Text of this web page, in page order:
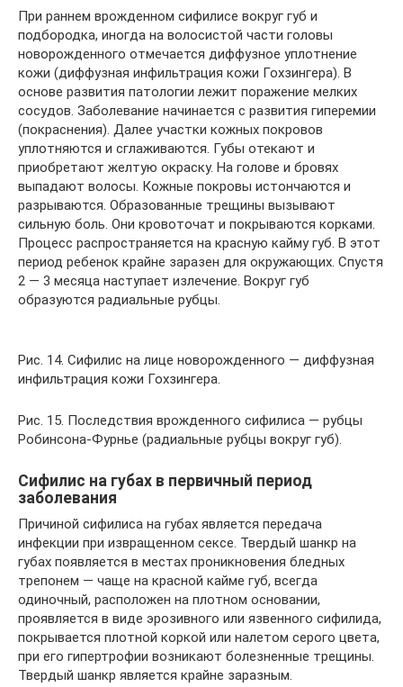
При раннем врожденном сифилисе вокруг губ и
подбородка, иногда на волосистой части головы
новорожденного отмечается диффузное уплотнение
кожи (диффузная инфильтрация кожи Гохзингера). В
основе развития патологии лежит поражение мелких
сосудов. Заболевание начинается с развития гиперемии
(покраснения). Далее участки кожных покровов
уплотняются и сглаживаются. Губы отекают и
приобретают желтую окраску. На голове и бровях
выпадают волосы. Кожные покровы истончаются и
разрываются. Образованные трещины вызывают
сильную боль. Они кровоточат и покрываются корками.
Процесс распространяется на красную кайму губ. В этот
период ребенок крайне заразен для окружающих. Спустя
2 — 3 месяца наступает излечение. Вокруг губ
образуются радиальные рубцы.
Рис. 14. Сифилис на лице новорожденного — диффузная
инфильтрация кожи Гохзингера.
Рис. 15. Последствия врожденного сифилиса — рубцы
Робинсона-Фурнье (радиальные рубцы вокруг губ).
Сифилис на губах в первичный период
заболевания
Причиной сифилиса на губах является передача
инфекции при извращенном сексе. Твердый шанкр на
губах появляется в местах проникновения бледных
трепонем — чаще на красной кайме губ, всегда
одиночный, расположен на плотном основании,
проявляется в виде эрозивного или язвенного сифилида,
покрывается плотной коркой или налетом серого цвета,
при его гипертрофии возникают болезненные трещины.
Твердый шанкр является крайне заразным.